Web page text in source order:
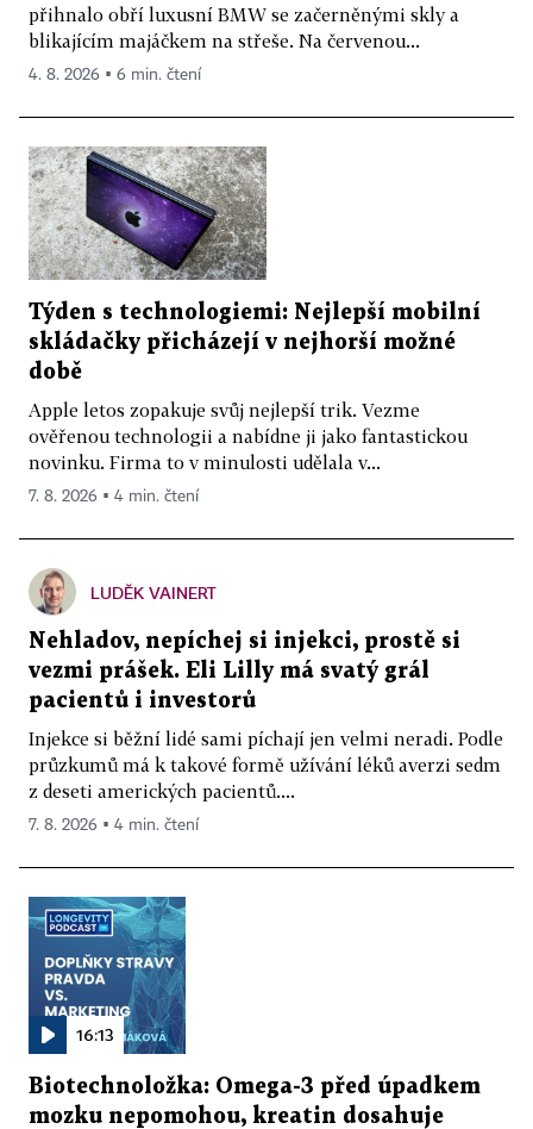
přihnalo obří luxusní BMW se začerněnými skly a
blikajícím majáčkem na střeše. Na červenou...
4. 8. 2026 ▪ 6 min. čtení
Týden s technologiemi: Nejlepší mobilní
skládačky přicházejí v nejhorší možné
době
Apple letos zopakuje svůj nejlepší trik. Vezme
ověřenou technologii a nabídne ji jako fantastickou
novinku. Firma to v minulosti udělala v...
7. 8. 2026 ▪ 4 min. čtení
LUDĚK VAINERT
Nehladov, nepíchej si injekci, prostě si
vezmi prášek. Eli Lilly má svatý grál
pacientů i investorů
Injekce si běžní lidé sami píchají jen velmi neradi. Podle
průzkumů má k takové formě užívání léků averzi sedm
z deseti amerických pacientů....
7. 8. 2026 ▪ 4 min. čtení
16:13
Biotechnoložka: Omega-3 před úpadkem
mozku nepomohou, kreatin dosahuje